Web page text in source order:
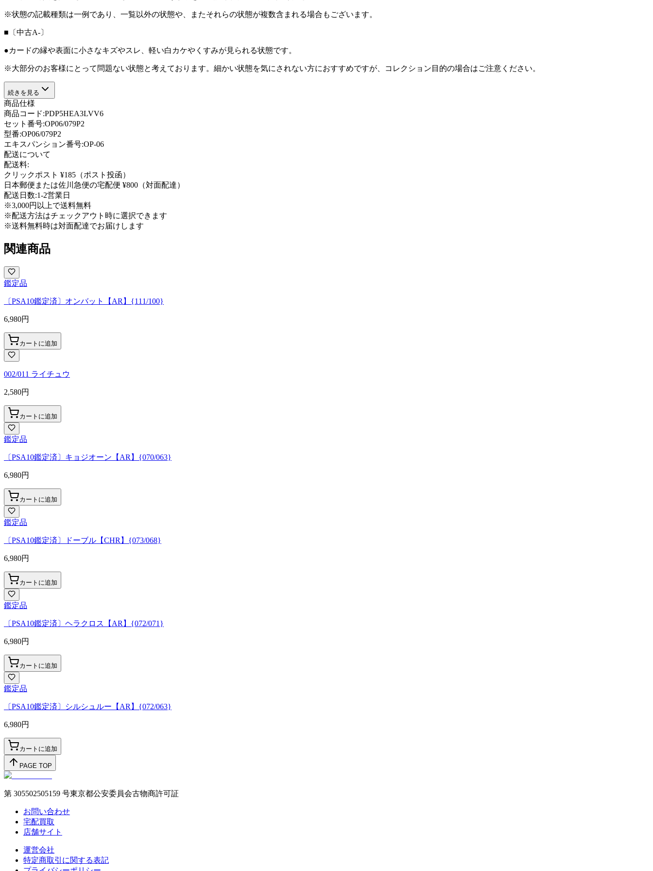
※状態の記載種類は一例であり、一覧以外の状態や、またそれらの状態が複数含まれる場合もございます。
■〔中古A-〕
●カードの縁や表面に小さなキズやスレ、軽い白カケやくすみが見られる状態です。
※大部分のお客様にとって問題ない状態と考えております。細かい状態を気にされない方におすすめですが、コレクション目的の場合はご注意ください。
続きを見る
商品仕様
商品コード:PDP5HEA3LVV6
セット番号:OP06/079P2
型番:OP06/079P2
エキスパンション番号:OP-06
配送について
配送料:
クリックポスト ¥185（ポスト投函）
日本郵便または佐川急便の宅配便 ¥800（対面配達）
配送日数:1-2営業日
※3,000円以上で送料無料
※配送方法はチェックアウト時に選択できます
※送料無料時は対面配達でお届けします
関連商品
鑑定品
〔PSA10鑑定済〕オンバット【AR】{111/100}
6,980円
カートに追加
002/011 ライチュウ
2,580円
カートに追加
鑑定品
〔PSA10鑑定済〕キョジオーン【AR】{070/063}
6,980円
カートに追加
鑑定品
〔PSA10鑑定済〕ドーブル【CHR】{073/068}
6,980円
カートに追加
鑑定品
〔PSA10鑑定済〕ヘラクロス【AR】{072/071}
6,980円
カートに追加
鑑定品
〔PSA10鑑定済〕シルシュルー【AR】{072/063}
6,980円
カートに追加
PAGE TOP
第 305502505159 号東京都公安委員会古物商許可証
お問い合わせ
宅配買取
店舗サイト
運営会社
特定商取引に関する表記